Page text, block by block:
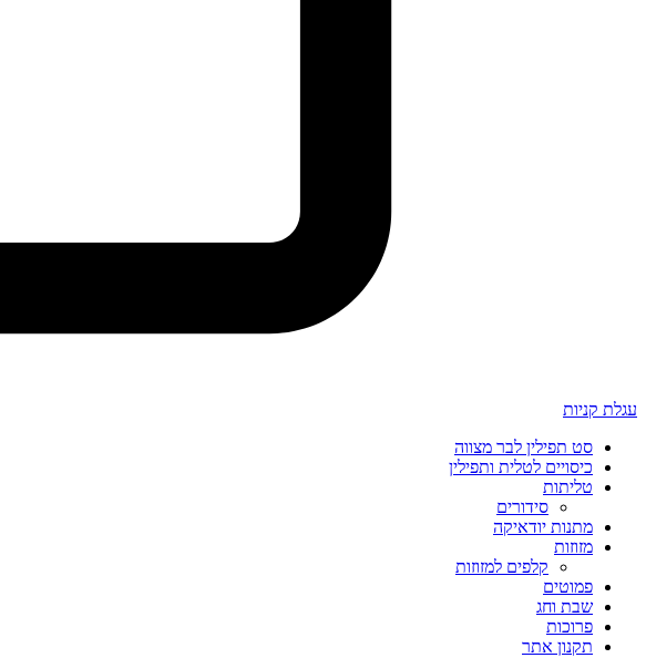
עגלת קניות
סט תפילין לבר מצווה
כיסויים לטלית ותפילין
טליתות
סידורים
מתנות יודאיקה
מזוזות
קלפים למזוזות
פמוטים
שבת וחג
פרוכות
תקנון אתר